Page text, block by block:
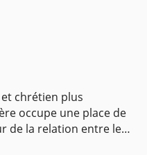
chrétien plus
occupe une place de
de la relation entre les